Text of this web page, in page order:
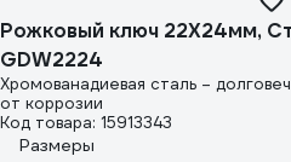
Рожковый ключ 22X24мм,
GDW2224
Хромованадиевая сталь –
от коррозии
Код товара: 15913343
Размеры